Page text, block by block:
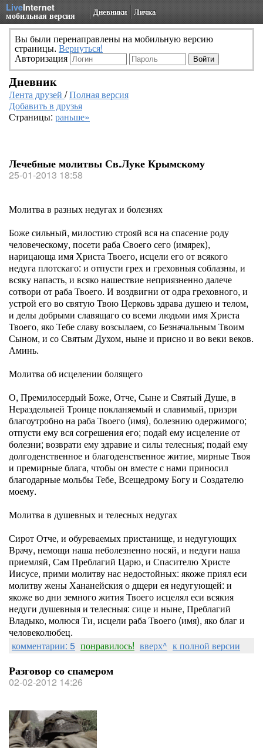
LiveInternet
мобильная версия Дневники Личка
Вы были перенаправлены на мобильную версию
страницы. Вернуться!
Авторизация
Дневник
Лента друзей /Полная версия
Добавить в друзья
Страницы: раньше»
Лечебные молитвы Св.Луке Крымскому
25-01-2013 18:58
Молитва в разных недугах и болезнях
Боже сильный, милостию строяй вся на спасение роду
человеческому, посети раба Своего сего (имярек),
нарицающа имя Христа Твоего, исцели его от всякого
недуга плотскаго: и отпусти грех и греховныя соблазны, и
всяку напасть, и всяко нашествие неприязненно далече
сотвори от раба Твоего. И воздвигни от одра греховного, и
устрой его во святую Твою Церковь здрава душею и телом,
и делы добрыми славящаго со всеми людьми имя Христа
Твоего, яко Тебе славу возсылаем, со Безначальным Твоим
Сыном, и со Святым Духом, ныне и присно и во веки веков.
Аминь.
Молитва об исцелении болящего
О, Премилосердый Боже, Отче, Сыне и Святый Душе, в
Нераздельней Троице покланяемый и славимый, призри
благоутробно на раба Твоего (имя), болезнию одержимого;
отпусти ему вся согрешения его; подай ему исцеление от
болезни; возврати ему здравие и силы телесныя; подай ему
долгоденственное и благоденственное житие, мирные Твоя
и премирные блага, чтобы он вместе с нами приносил
благодарные мольбы Тебе, Всещедрому Богу и Создателю
моему.
Молитва в душевных и телесных недугах
Сирот Отче, и обуреваемых пристанище, и недугующих
Врачу, немощи наша неболезненно носяй, и недуги наша
приемляй, Сам Преблагий Царю, и Спасителю Христе
Иисусе, прими молитву нас недостойных: якоже приял еси
молитву жены Хананейския о дщери ея недугующей: и
якоже во дни земного жития Твоего исцелял еси всякия
недуги душевныя и телесныя: сице и ныне, Преблагий
Владыко, молюся Ти, исцели раба Твоего (имя), яко благ и
человеколюбец.
комментарии: 5 понравилось! вверх^ к полной версии
Разговор со спамером
02-02-2012 14:26